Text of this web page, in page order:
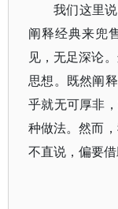
我们这里
阐释经典来兜
见，无足深论
思想。既然阐
乎就无可厚非
种做法。然而
不直说，偏要